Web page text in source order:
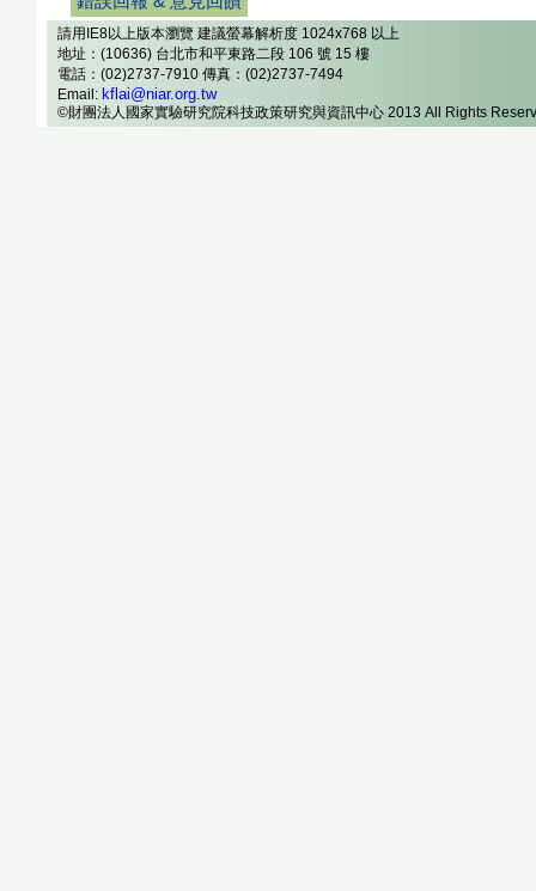
請用IE8以上版本瀏覽 建議螢幕解析度 1024x768 以上
地址：(10636) 台北市和平東路二段 106 號 15 樓
電話：(02)2737-7910 傳真：(02)2737-7494
Email: kflai@niar.org.tw
©財團法人國家實驗研究院科技政策研究與資訊中心 2013 All Rights